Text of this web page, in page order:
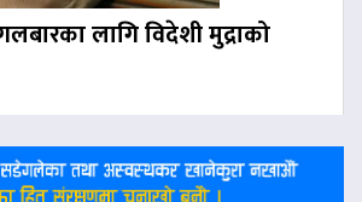
लागि विदेशी मुद्राको